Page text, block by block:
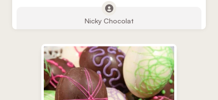
Nicky Chocolat